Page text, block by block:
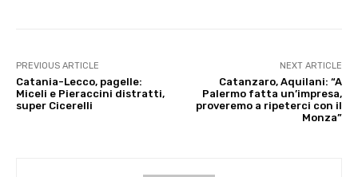
PREVIOUS ARTICLE
Catania-Lecco, pagelle:
Miceli e Pieraccini distratti,
super Cicerelli
NEXT ARTICLE
Catanzaro, Aquilani: “A
Palermo fatta un’impresa,
proveremo a ripeterci con il
Monza”